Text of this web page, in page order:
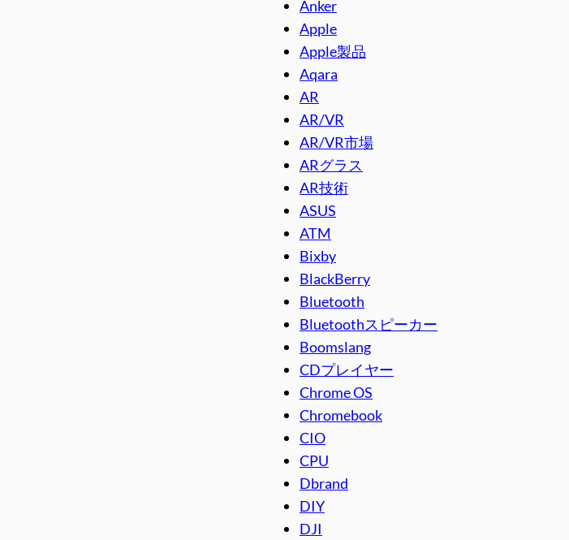
Anker
Apple
Apple製品
Aqara
AR
AR/VR
AR/VR市場
ARグラス
AR技術
ASUS
ATM
Bixby
BlackBerry
Bluetooth
Bluetoothスピーカー
Boomslang
CDプレイヤー
Chrome OS
Chromebook
CIO
CPU
Dbrand
DIY
DJI